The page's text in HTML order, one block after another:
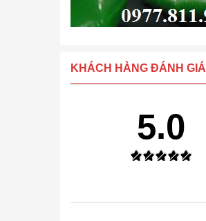
KHÁCH HÀNG ĐÁNH GIÁ
5.0